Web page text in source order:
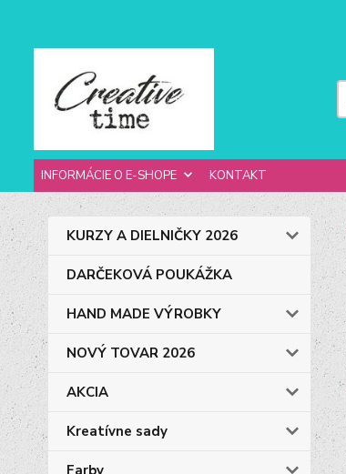
INFORMÁCIE O E-SHOPE KONTAKT
KURZY A DIELNIČKY 2026
DARČEKOVÁ POUKÁŽKA
HAND MADE VÝROBKY
NOVÝ TOVAR 2026
AKCIA
Kreatívne sady
Farby